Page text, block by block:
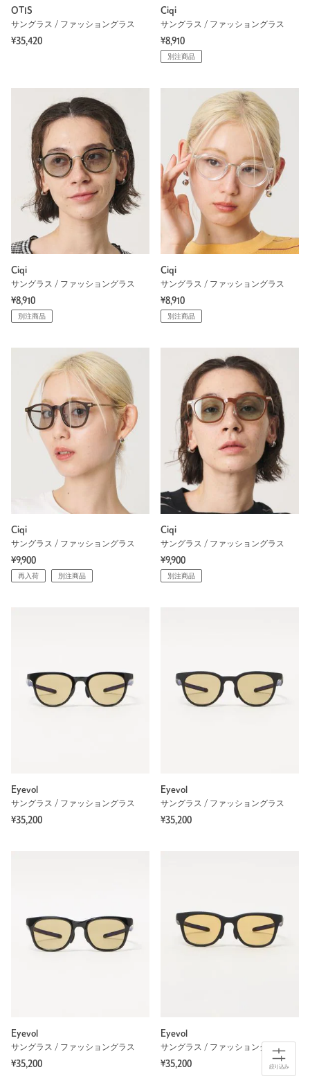
OTIS
サングラス / ファッショングラス
¥35,420
Ciqi
サングラス / ファッショングラス
¥8,910
別注商品
Ciqi
サングラス / ファッショングラス
¥8,910
別注商品
Ciqi
サングラス / ファッショングラス
¥8,910
別注商品
Ciqi
サングラス / ファッショングラス
¥9,900
再入荷 別注商品
Ciqi
サングラス / ファッショングラス
¥9,900
別注商品
Eyevol
サングラス / ファッショングラス
¥35,200
Eyevol
サングラス / ファッショングラス
¥35,200
Eyevol
サングラス / ファッショングラス
¥35,200
Eyevol
サングラス / ファッショングラス
¥35,200
絞り込み